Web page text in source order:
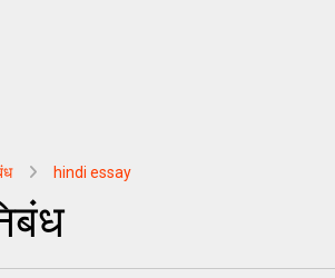
hindi essay